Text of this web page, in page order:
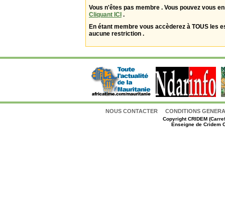
Vous n'êtes pas membre . Vous pouvez vous
Cliquant ICI .
En étant membre vous accèderez à TOUS les
aucune restriction .
NOUS CONTACTER CONDITIONS
CopyrightCRIDEM
Enseigne de Cridem